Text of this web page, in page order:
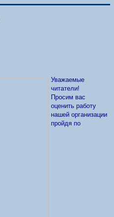
Уважаемые
читатели!
Просим вас
оценить работу
нашей организации
пройдя по